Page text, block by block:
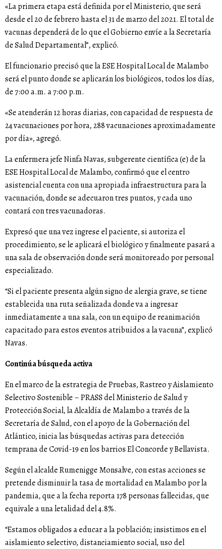
«La primera etapa está definida por el Ministerio, que será
desde el 20 de febrero hasta el 31 de marzo del 2021. El total de
vacunas dependerá de lo que el Gobierno envíe a la Secretaría
de Salud Departamental”, explicó.
El funcionario precisó que la ESE Hospital Local de Malambo
será el punto donde se aplicarán los biológicos, todos los días,
de 7:00 a.m. a 7:00 p.m.
«Se atenderán 12 horas diarias, con capacidad de respuesta de
24 vacunaciones por hora, 288 vacunaciones aproximadamente
por día», agregó.
La enfermera jefe Ninfa Navas, subgerente científica (e) de la
ESE Hospital Local de Malambo, confirmó que el centro
asistencial cuenta con una apropiada infraestructura para la
vacunación, donde se adecuaron tres puntos, y cada uno
contará con tres vacunadoras.
Expresó que una vez ingrese el paciente, si autoriza el
procedimiento, se le aplicará el biológico y finalmente pasará a
una sala de observación donde será monitoreado por personal
especializado.
“Si el paciente presenta algún signo de alergia grave, se tiene
establecida una ruta señalizada donde va a ingresar
inmediatamente a una sala, con un equipo de reanimación
capacitado para estos eventos atribuidos a la vacuna”, explicó
Navas.
Continúa búsqueda activa
En el marco de la estrategia de Pruebas, Rastreo y Aislamiento
Selectivo Sostenible – PRASS del Ministerio de Salud y
Protección Social, la Alcaldía de Malambo a través de la
Secretaría de Salud, con el apoyo de la Gobernación del
Atlántico, inicia las búsquedas activas para detección
temprana de Covid-19 en los barrios El Concorde y Bellavista.
Según el alcalde Rumenigge Monsalve, con estas acciones se
pretende disminuir la tasa de mortalidad en Malambo por la
pandemia, que a la fecha reporta 178 personas fallecidas, que
equivale a una letalidad del 4.8%.
“Estamos obligados a educar a la población; insistimos en el
aislamiento selectivo, distanciamiento social, uso del